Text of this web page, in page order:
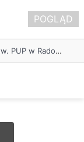
Około 90 tys. zł na szkolenia pracowników. PUP w Radomsku ogłasza nabór wniosków
POGLĄD